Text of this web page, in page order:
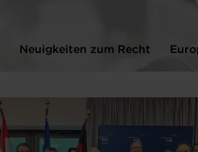
Neuigkeiten zum Recht